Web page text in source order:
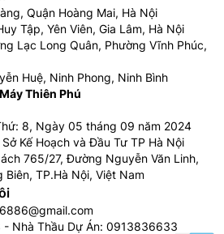
Quận Hoàng Mai, Hà Nội
Tập, Yên Viên, Gia Lâm, Hà Nội
Lạc Long Quân, Phường Vĩnh Phúc,
Huệ, Ninh Phong, Ninh Bình
Thiên Phú
8, Ngày 05 tháng 09 năm 2024
Kế Hoạch và Đầu Tư TP Hà Nội
765/27, Đường Nguyễn Văn Linh,
Biên, TP.Hà Nội, Việt Nam
- Nhà Thầu Dự Án: 0913836633